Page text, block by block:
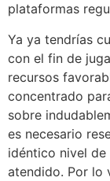
plataformas
Ya ya tendrí­as
con el fin de
recursos
concentrado
sobre
es necesario
idéntico nivel
atendido. Por lo